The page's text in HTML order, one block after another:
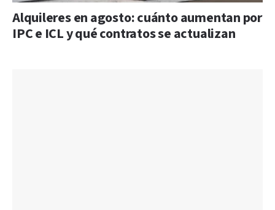
Alquileres en agosto: cuánto aumentan por
IPC e ICL y qué contratos se actualizan